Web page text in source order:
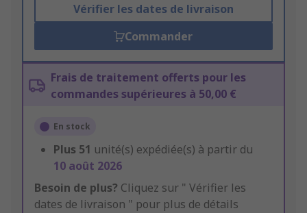
Vérifier les dates de livraison
Commander
Frais de traitement offerts pour les
commandes supérieures à 50,00 €
En stock
Plus 51 unité(s) expédiée(s) à partir du
10 août 2026
Besoin de plus? Cliquez sur " Vérifier les
dates de livraison " pour plus de détails